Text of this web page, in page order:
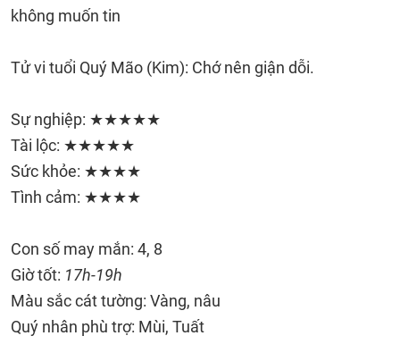
không muốn tin
Tử vi tuổi Quý Mão (Kim): Chớ nên giận dỗi.
Sự nghiệp: ★★★★★
Tài lộc: ★★★★★
Sức khỏe: ★★★★
Tình cảm: ★★★★
Con số may mắn: 4, 8
Giờ tốt: 17h-19h
Màu sắc cát tường: Vàng, nâu
Quý nhân phù trợ: Mùi, Tuất